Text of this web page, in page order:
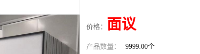
价格： 面议
产品数量： 9999.00个